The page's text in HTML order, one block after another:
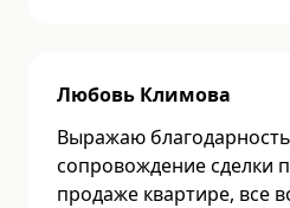
Любовь Климова
Выражаю
сопровождение сделки
продаже квартире, все